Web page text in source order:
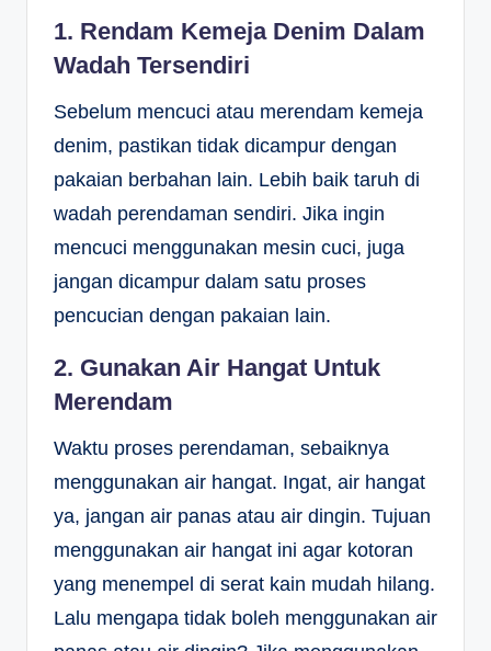
1. Rendam Kemeja Denim Dalam
Wadah Tersendiri
Sebelum mencuci atau merendam kemeja
denim, pastikan tidak dicampur dengan
pakaian berbahan lain. Lebih baik taruh di
wadah perendaman sendiri. Jika ingin
mencuci menggunakan mesin cuci, juga
jangan dicampur dalam satu proses
pencucian dengan pakaian lain.
2. Gunakan Air Hangat Untuk
Merendam
Waktu proses perendaman, sebaiknya
menggunakan air hangat. Ingat, air hangat
ya, jangan air panas atau air dingin. Tujuan
menggunakan air hangat ini agar kotoran
yang menempel di serat kain mudah hilang.
Lalu mengapa tidak boleh menggunakan air